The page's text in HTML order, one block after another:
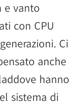
e vanto
con CPU
Ci
anche
hanno
sistema di